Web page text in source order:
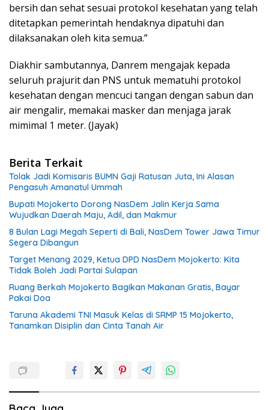
bersih dan sehat sesuai protokol kesehatan yang telah
ditetapkan pemerintah hendaknya dipatuhi dan
dilaksanakan oleh kita semua.”
Diakhir sambutannya, Danrem mengajak kepada
seluruh prajurit dan PNS untuk mematuhi protokol
kesehatan dengan mencuci tangan dengan sabun dan
air mengalir, memakai masker dan menjaga jarak
mimimal 1 meter. (Jayak)
Berita Terkait
Tolak Jadi Komisaris BUMN Gaji Ratusan Juta, Ini Alasan
Pengasuh Amanatul Ummah
Bupati Mojokerto Dorong NasDem Jalin Kerja Sama
Wujudkan Daerah Maju, Adil, dan Makmur
8 Bulan Lagi Megah Seperti di Bali, NasDem Tower Jawa Timur
Segera Dibangun
Target Menang 2029, Ketua DPD NasDem Mojokerto: Kita
Tidak Boleh Jadi Partai Sulapan
Ruang Berkah Mojokerto Bagikan Makanan Gratis, Bayar
Pakai Doa
Taruna Akademi TNI Masuk Kelas di SRMP 15 Mojokerto,
Tanamkan Disiplin dan Cinta Tanah Air